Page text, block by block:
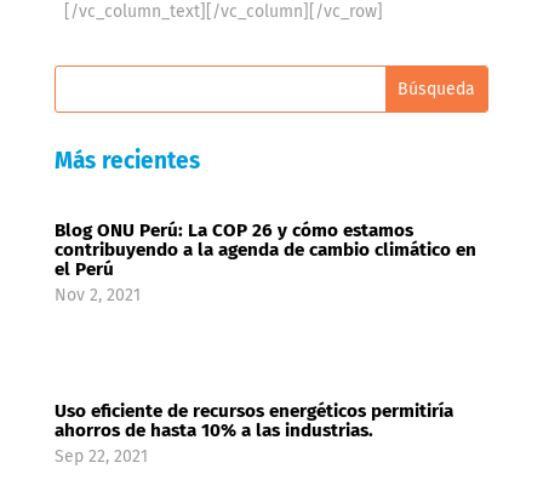
[/vc_column_text][/vc_column][/vc_row]
Más recientes
Blog ONU Perú: La COP 26 y cómo estamos
contribuyendo a la agenda de cambio climático en
el Perú
Nov 2, 2021
Uso eficiente de recursos energéticos permitiría
ahorros de hasta 10% a las industrias.
Sep 22, 2021